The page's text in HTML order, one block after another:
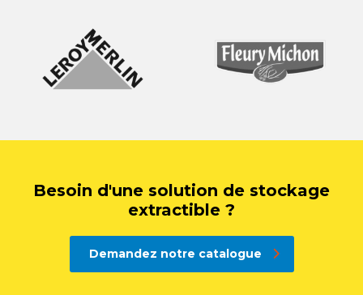
Besoin d'une solution de stockage
extractible ?
Demandez notre catalogue